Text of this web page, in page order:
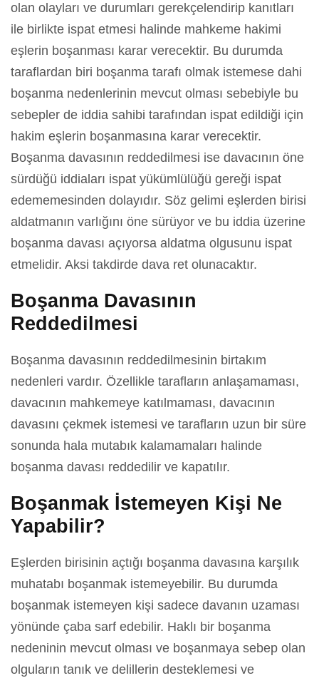
olan olayları ve durumları gerekçelendirip kanıtları
ile birlikte ispat etmesi halinde mahkeme hakimi
eşlerin boşanması karar verecektir. Bu durumda
taraflardan biri boşanma tarafı olmak istemese dahi
boşanma nedenlerinin mevcut olması sebebiyle bu
sebepler de iddia sahibi tarafından ispat edildiği için
hakim eşlerin boşanmasına karar verecektir.
Boşanma davasının reddedilmesi ise davacının öne
sürdüğü iddiaları ispat yükümlülüğü gereği ispat
edememesinden dolayıdır. Söz gelimi eşlerden birisi
aldatmanın varlığını öne sürüyor ve bu iddia üzerine
boşanma davası açıyorsa aldatma olgusunu ispat
etmelidir. Aksi takdirde dava ret olunacaktır.
Boşanma Davasının
Reddedilmesi
Boşanma davasının reddedilmesinin birtakım
nedenleri vardır. Özellikle tarafların anlaşamaması,
davacının mahkemeye katılmaması, davacının
davasını çekmek istemesi ve tarafların uzun bir süre
sonunda hala mutabık kalamamaları halinde
boşanma davası reddedilir ve kapatılır.
Boşanmak İstemeyen Kişi Ne
Yapabilir?
Eşlerden birisinin açtığı boşanma davasına karşılık
muhatabı boşanmak istemeyebilir. Bu durumda
boşanmak istemeyen kişi sadece davanın uzaması
yönünde çaba sarf edebilir. Haklı bir boşanma
nedeninin mevcut olması ve boşanmaya sebep olan
olguların tanık ve delillerin desteklemesi ve